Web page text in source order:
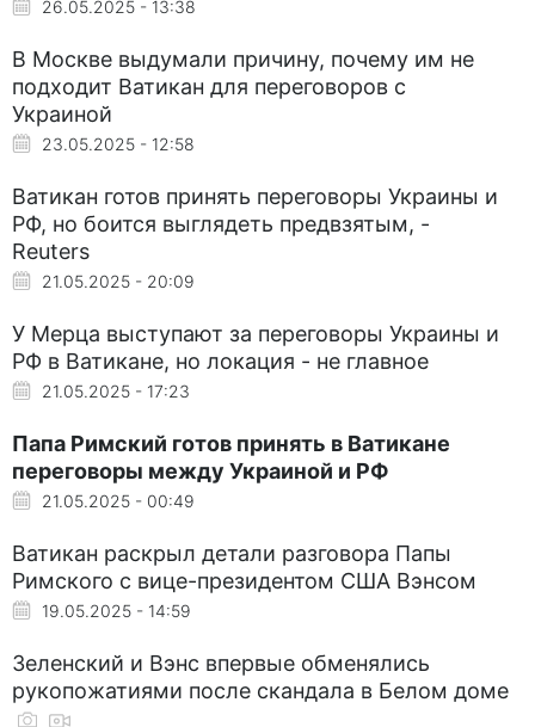
26.05.2025 - 13:38
В Москве выдумали причину, почему им не
подходит Ватикан для переговоров с
Украиной
23.05.2025 - 12:58
Ватикан готов принять переговоры Украины и
РФ, но боится выглядеть предвзятым, -
Reuters
21.05.2025 - 20:09
У Мерца выступают за переговоры Украины и
РФ в Ватикане, но локация - не главное
21.05.2025 - 17:23
Папа Римский готов принять в Ватикане
переговоры между Украиной и РФ
21.05.2025 - 00:49
Ватикан раскрыл детали разговора Папы
Римского с вице-президентом США Вэнсом
19.05.2025 - 14:59
Зеленский и Вэнс впервые обменялись
рукопожатиями после скандала в Белом доме